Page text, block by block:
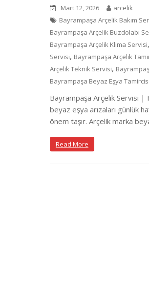
Mart 12, 2026
arcelik
Bayrampaşa Arçelik Bakım
Bayrampaşa Arçelik Buzdolabı
Bayrampaşa Arçelik Klima Servisi,
Servisi, Bayrampaşa Arçelik
Arçelik Teknik Servisi,
Bayrampaşa Beyaz Eşya Tamircisi
Bayrampaşa Arçelik Servisi |
beyaz eşya arızaları günlük
önem taşır. Arçelik marka
Read More